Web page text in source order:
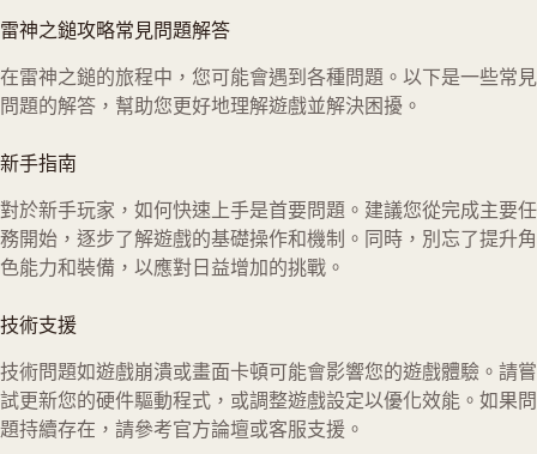
雷神之鎚攻略常見問題解答
在雷神之鎚的旅程中，您可能會遇到各種問題。以下是一些常見
問題的解答，幫助您更好地理解遊戲並解決困擾。
新手指南
對於新手玩家，如何快速上手是首要問題。建議您從完成主要任
務開始，逐步了解遊戲的基礎操作和機制。同時，別忘了提升角
色能力和裝備，以應對日益增加的挑戰。
技術支援
技術問題如遊戲崩潰或畫面卡頓可能會影響您的遊戲體驗。請嘗
試更新您的硬件驅動程式，或調整遊戲設定以優化效能。如果問
題持續存在，請參考官方論壇或客服支援。